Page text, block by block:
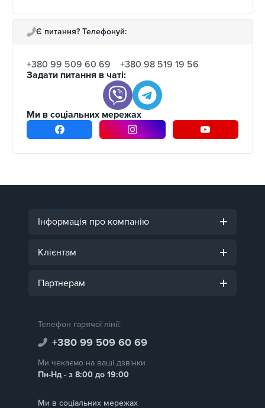
Є питання? Телефонуй:
+380 99 509 60 69
+380 98 519 19 56
Задати питання в чаті:
Ми в соціальних мережах
Інформація про компанію
Клієнтам
Партнерам
Телефон гарячої лінії:
+380 99 509 60 69
Ми чекаємо на ваші дзвінки
Пн-Нд - з 8:00 до 19:00
Ми в соціальних мережах